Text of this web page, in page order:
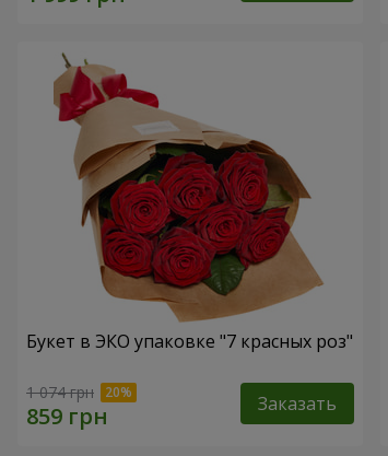
Букет в ЭКО упаковке "7 красных роз"
1 074 грн Заказать